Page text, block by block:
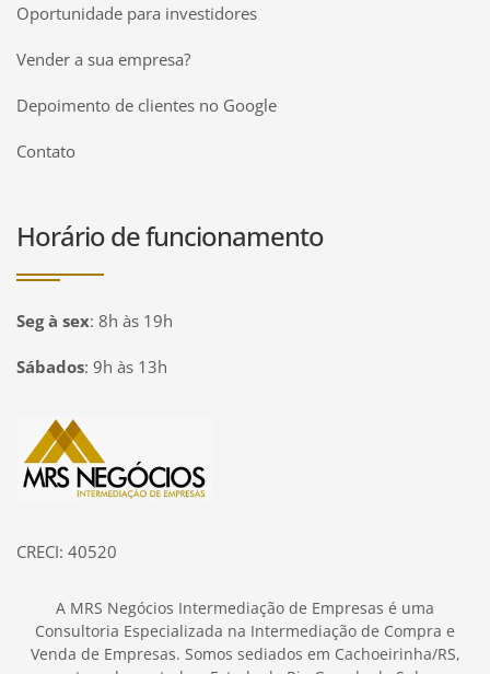
Oportunidade para investidores
Vender a sua empresa?
Depoimento de clientes no Google
Contato
Horário de funcionamento
Seg à sex: 8h às 19h
Sábados: 9h às 13h
Página inicial
CRECI: 40520
A MRS Negócios Intermediação de Empresas é uma
Consultoria Especializada na Intermediação de Compra e
Venda de Empresas. Somos sediados em Cachoeirinha/RS,